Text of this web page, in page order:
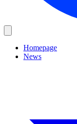
Homepage
News